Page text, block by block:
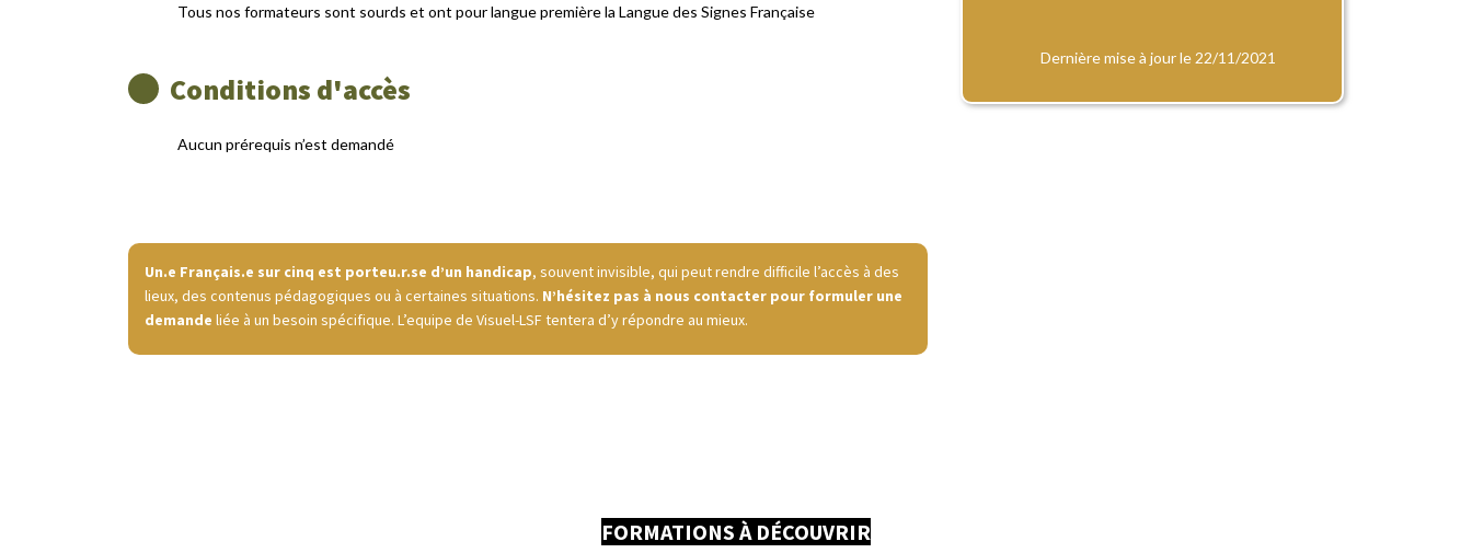
Tous nos formateurs sont sourds et ont pour langue première la Langue des Signes Française
Conditions d'accès
Aucun prérequis n’est demandé
Un.e Français.e sur cinq est porteu.r.se d’un handicap, souvent invisible, qui peut rendre difficile l’accès à des
lieux, des contenus pédagogiques ou à certaines situations. N’hésitez pas à nous contacter pour formuler une
demande liée à un besoin spécifique. L’equipe de Visuel-LSF tentera d’y répondre au mieux.
Dernière mise à jour le 22/11/2021
FORMATIONS À DÉCOUVRIR